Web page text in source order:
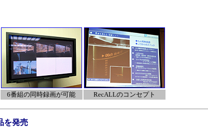
6番組の同時録画が可能 RecALLのコンセプト
を発売